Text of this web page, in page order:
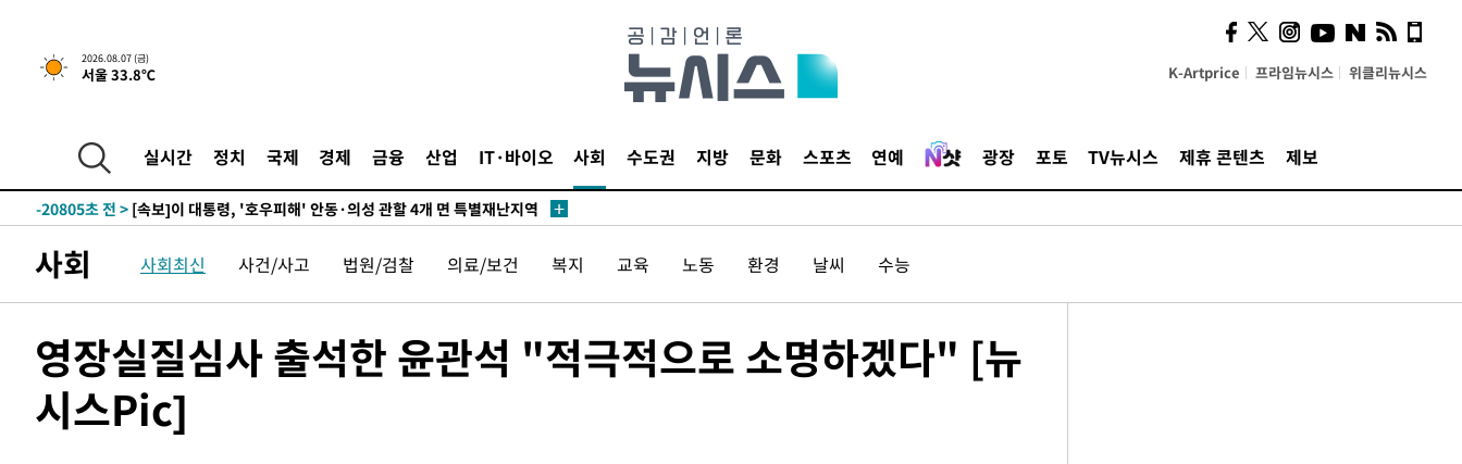
2026.08.07 (금)
서울 33.8℃ K-Artprice 프라임뉴시스 위클리뉴시스
실시간 정치 국제 경제 금융 산업 IT·바이오 사회 수도권 지방 문화 스포츠 연예 광장 포토 TV뉴시스 제휴 콘텐츠 제보
58분 전 >[속보]'채상병 순직 책임' 임성근, 항소심도 징역 3년
운드는 임시"
-20841초 전 >
"낮 기온 소폭 하락"…수도권 폭염중대경보, 폭염경보로 하향
-20805초 전 >[속보]이 대통령, '호우피해' 안동·의성 관할 4개 면 특별재난지역
선포
-20768초 전 >[단독]중수청 지원 검사들, 정원 초과 시 낮은 계급 임용…희망지 못
갈 수도
-18739초 전 >
낮 최고 37도 찜통더위…곳곳 소나기·강원 많은 비[내일날씨]
-17045초 전 >
SK하이닉스, 용인·청주 팹에 54조 투자…"AI 메모리 수요 선제 대
응"
-13154초 전 >외국인 심판 성 접대 7경기 들여다보니…한국 축구 '5승 2무'
-12888초 전 >[속보]코스닥, 2.86포인트(0.36%) 내린 798.81마감
-12841초 전 >[속보]코스피, 6200선 약보합…0.60% 내린 6258.77에 마쳐
-12821초 전 >
[속보]원·달러 환율, 7.7원 내린 1416.1원 마감
사회 사회최신 사건/사고 법원/검찰 의료/보건 복지 교육 노동 환경 날씨 수능
영장실질심사 출석한 윤관석 "적극적으로 소명하겠다" [뉴
시스Pic]